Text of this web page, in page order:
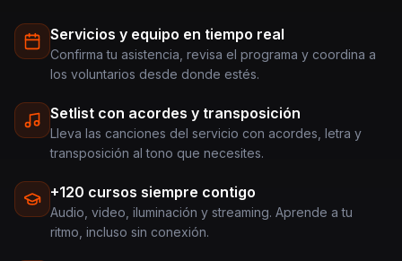
Servicios y equipo en tiempo real
Confirma tu asistencia, revisa el programa y coordina a
los voluntarios desde donde estés.
Setlist con acordes y transposición
Lleva las canciones del servicio con acordes, letra y
transposición al tono que necesites.
+120 cursos siempre contigo
Audio, video, iluminación y streaming. Aprende a tu
ritmo, incluso sin conexión.